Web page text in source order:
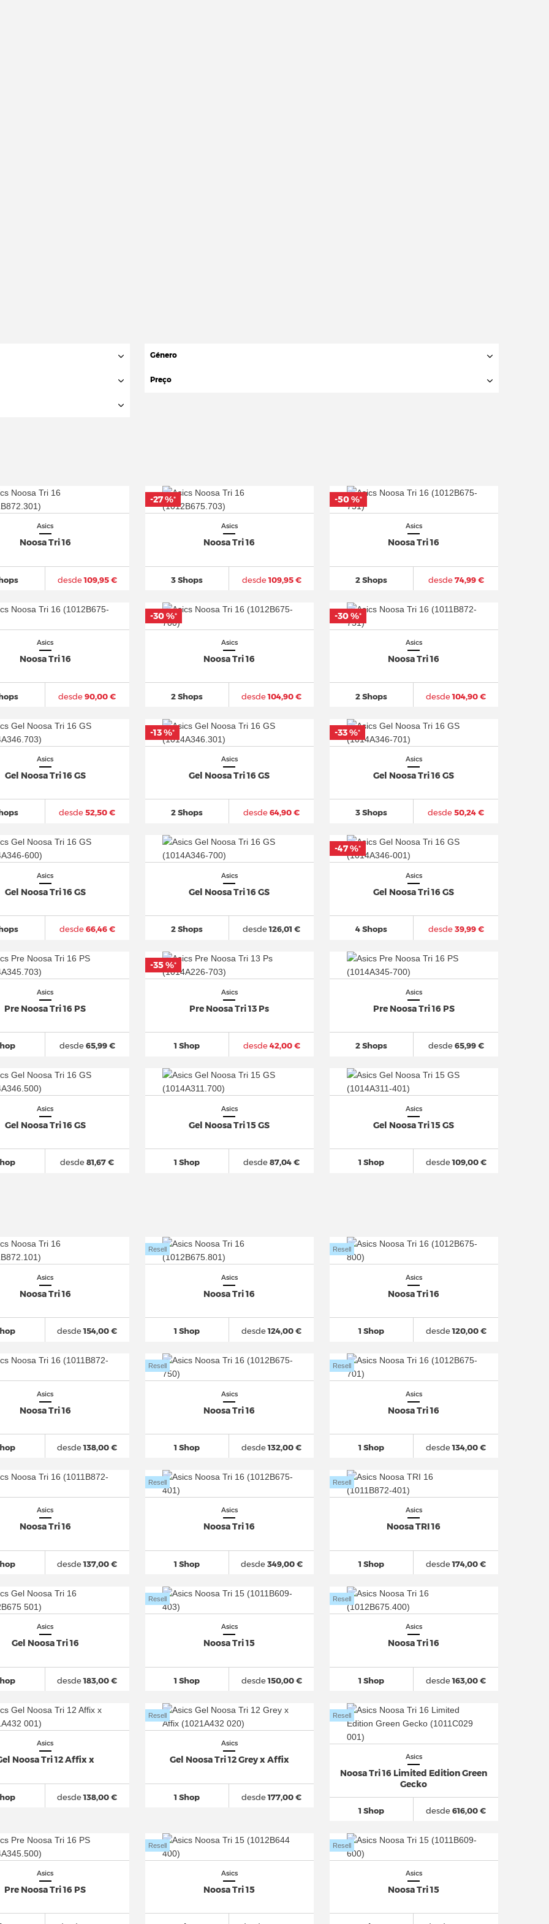
Género
Preço
Asics
Noosa Tri 16
desde109,95 €
Asics
Noosa Tri 16
3 Shops desde109,95 €
-27 %*
Asics
Noosa Tri 16
2 Shops desde74,99 €
-50 %*
Asics
Noosa Tri 16
desde90,00 €
Asics
Noosa Tri 16
2 Shops desde104,90 €
-30 %*
Asics
Noosa Tri 16
2 Shops desde104,90 €
-30 %*
Asics
Gel Noosa Tri 16 GS
desde52,50 €
Asics
Gel Noosa Tri 16 GS
2 Shops desde64,90 €
-13 %*
Asics
Gel Noosa Tri 16 GS
3 Shops desde50,24 €
-33 %*
Asics
Gel Noosa Tri 16 GS
desde66,46 €
Asics
Gel Noosa Tri 16 GS
2 Shops desde126,01 €
Asics
Gel Noosa Tri 16 GS
4 Shops desde39,99 €
-47 %*
Asics
Pre Noosa Tri 16 PS
desde65,99 €
Asics
Pre Noosa Tri 13 Ps
1 Shop desde42,00 €
-35 %*
Asics
Pre Noosa Tri 16 PS
2 Shops desde65,99 €
Asics
Gel Noosa Tri 16 GS
desde81,67 €
Asics
Gel Noosa Tri 15 GS
1 Shop desde87,04 €
Asics
Gel Noosa Tri 15 GS
1 Shop desde109,00 €
Asics
Noosa Tri 16
desde154,00 €
Asics
Noosa Tri 16
1 Shop
Resell
desde124,00 €
Asics
Noosa Tri 16
1 Shop
Resell
desde120,00 €
Asics
Noosa Tri 16
desde138,00 €
Asics
Noosa Tri 16
1 Shop
Resell
desde132,00 €
Asics
Noosa Tri 16
1 Shop
Resell
desde134,00 €
Asics
Noosa Tri 16
desde137,00 €
Asics
Noosa Tri 16
1 Shop
Resell
desde349,00 €
Asics
Noosa TRI 16
1 Shop
Resell
desde174,00 €
Asics
Gel Noosa Tri 16
desde183,00 €
Asics
Noosa Tri 15
1 Shop
Resell
desde150,00 €
Asics
Noosa Tri 16
1 Shop
Resell
desde163,00 €
Asics
Noosa Tri 12 Affix x
desde138,00 €
Asics
Gel Noosa Tri 12 Grey x Affix
1 Shop
Resell
desde177,00 €
Asics
Noosa Tri 16 Limited Edition Green
Gecko
1 Shop
Resell
desde616,00 €
Asics
Pre Noosa Tri 16 PS
Asics
Noosa Tri 15
Resell
Asics
Noosa Tri 15
Resell